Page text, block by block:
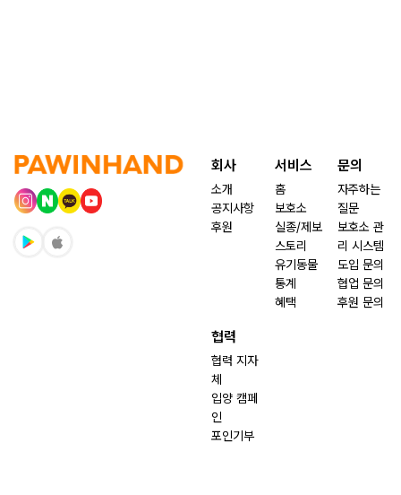
회사
소개
공지사항
후원
서비스
홈
보호소
실종/제보
스토리
유기동물
통계
혜택
문의
자주하는
질문
보호소 관
리 시스템
도입 문의
협업 문의
후원 문의
협력
협력 지자
체
입양 캠페
인
포인기부